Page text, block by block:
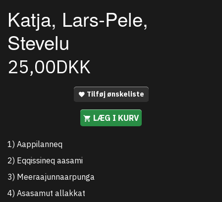
Katja, Lars-Pele,
Stevelu
25,00DKK
Tilføj ønskeliste
LÆG I KURV
1) Aappilanneq
2) Eqqissineq aasami
3) Meeraajunnaarpunga
4) Asasamut allakkat